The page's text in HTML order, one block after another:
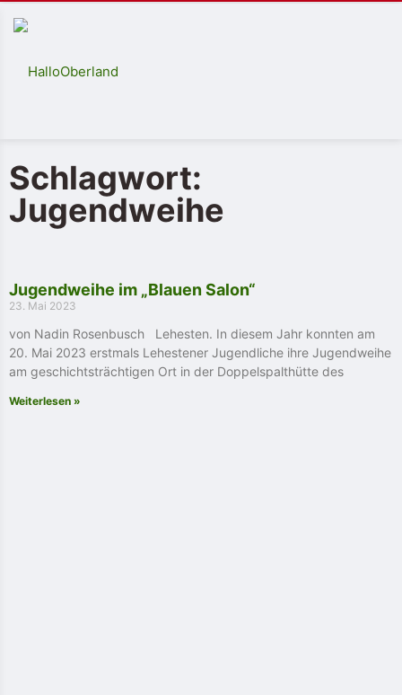
Schlagwort:
Jugendweihe
Jugendweihe im „Blauen Salon“
23. Mai 2023
von Nadin Rosenbusch Lehesten. In diesem Jahr konnten am
20. Mai 2023 erstmals Lehestener Jugendliche ihre Jugendweihe
am geschichtsträchtigen Ort in der Doppelspalthütte des
Weiterlesen »